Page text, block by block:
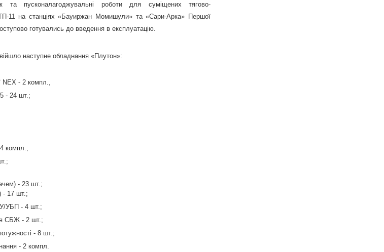
та пусконалагоджувальні роботи для суміщених тягово-
11 на станціях «Бауиржан Момишули» та «Сари-Арка» Першої
готувались до введення в експлуатацію.
наступне обладнання «Плутон»:
NEX - 2 компл.,
- 24 шт.;
компл.;
- 23 шт.;
- 17 шт.;
УБП - 4 шт.;
СБЖ - 2 шт.;
- 8 шт.;
- 2 компл.